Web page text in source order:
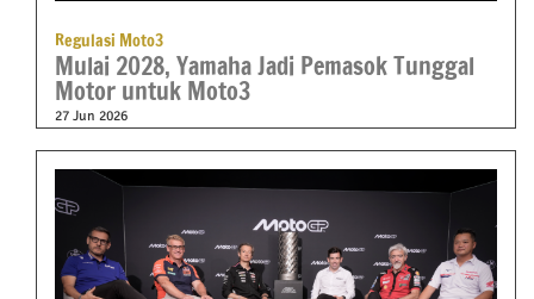
Regulasi Moto3
Mulai 2028, Yamaha Jadi Pemasok Tunggal
Motor untuk Moto3
27 Jun 2026